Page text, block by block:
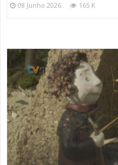
08 Junho 2026 165 K